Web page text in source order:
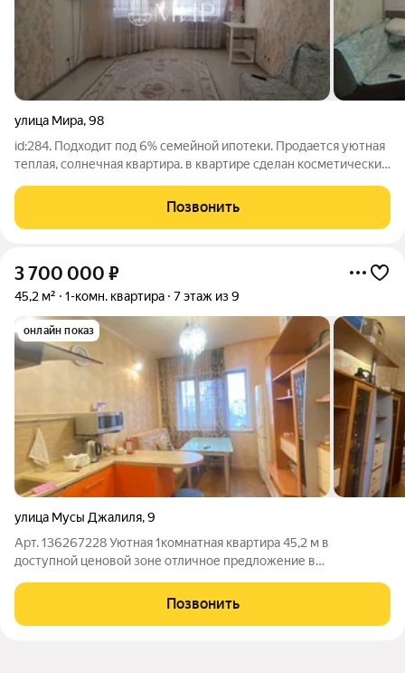
улица Мира,98
id:284. Подходит под 6% семейной ипотеки. Продается уютная
теплая, солнечная квартира. в квартире сделан косметический
Квартира очень уютная. реальному покупателю разумный
торг
Позвонить
3 700 000 ₽
45,2 м² 1-комн. квартира 7 этаж из 9
онлайн показ
улица Мусы Джалиля,9
Арт. 136267228 Уютная 1комнатная квартира 45,2 м в
доступной ценовой зоне отличное предложение в
семейную ипотеку 6% Квартира расположена на
Позвонить